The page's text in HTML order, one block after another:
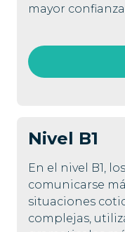
mayor
Nivel B1
En el nivel B1,
comunicarse
situaciones
complejas,